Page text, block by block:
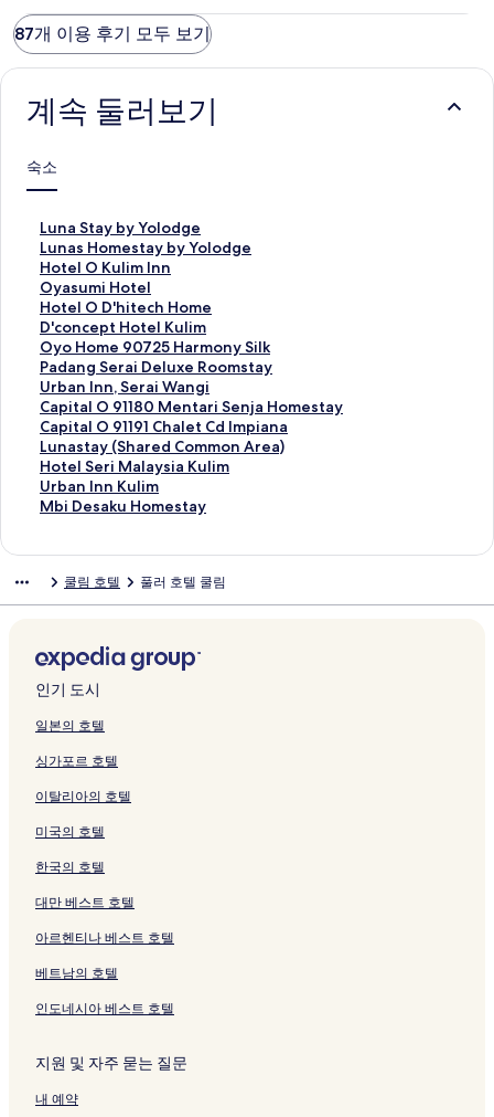
87개 이용 후기 모두 보기
계속 둘러보기
숙소
Luna Stay by Yolodge
L
u
n
a
S
t
a
y
b
y
Y
o
l
o
d
이
지
는
링
크
Lunas Homestay by Yolodge
L
u
n
a
s
H
o
m
e
s
t
a
y
b
o
e
페
이
지
여
링
크
Hotel O Kulim Inn
H
o
t
e
l
O
K
u
l
i
m
I
n
지
를
링
크
Oyasumi Hotel
O
y
a
s
u
m
i
H
o
t
e
l
를
여
크
Hotel O D'hitech Home
H
o
t
e
l
O
D
'
h
i
t
o
페
이
지
를
는
크
D'concept Hotel Kulim
D
'
c
o
n
c
e
p
t
H
K
i
m
페
이
를
는
링
크
Oyo Home 90725 Harmony Silk
O
y
o
H
o
m
e
9
0
a
o
n
y
S
l
페
이
지
를
는
크
Padang Serai Deluxe Roomstay
P
a
d
a
n
g
S
e
e
x
e
R
o
m
t
a
y
페
지
여
링
크
Urban Inn, Serai Wangi
U
r
b
a
n
I
n
r
W
a
n
g
페
지
를
여
는
크
Capital O 91180 Mentari Senja Homestay
C
a
p
i
t
a
1
M
e
n
t
r
S
e
n
j
H
m
s
t
a
페
지
Capital O 91191 Chalet Cd Impiana
C
a
p
i
t
1
1
C
h
a
e
C
d
I
m
i
n
페
이
지
여
링
Lunastay (Shared Common Area)
L
u
n
a
(
a
r
e
d
o
m
o
n
A
e
)
이
지
를
는
크
Hotel Seri Malaysia Kulim
H
o
t
r
a
l
a
y
i
K
u
l
i
페
지
여
는
링
Urban Inn Kulim
U
r
n
u
l
i
m
이
를
여
는
링
Mbi Desaku Homestay
M
s
u
H
o
m
s
a
y
페
이
를
는
크
쿨림 호텔 풀러 호텔 쿨림
인기 도시
일본의 호텔
싱가포르 호텔
이탈리아의 호텔
미국의 호텔
한국의 호텔
대만 베스트 호텔
아르헨티나 베스트 호텔
베트남의 호텔
인도네시아 베스트 호텔
지원 및 자주 묻는 질문
내 예약